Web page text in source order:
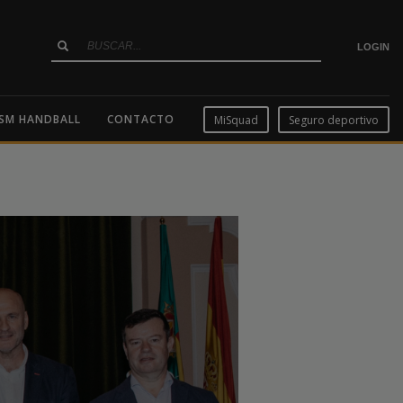
LOGIN
HANDBALL CONTACTO MiSquad Seguro deportivo